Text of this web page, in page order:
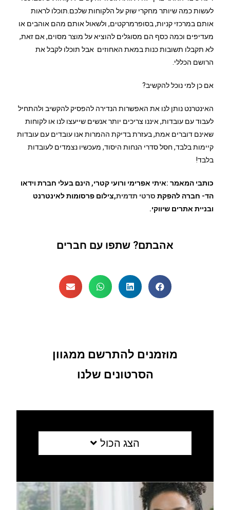
לעשות כמה שיותר מחקרי שוק על הלקוחות שלכם.תוכלו לראות
אותם במרכזי קניות, בסופרמרקטים, ולשאול אותם מהם אוהבים או
מעדיפים וכמה כסף הם מסוגלים להוציא על מוצר מסוים, אם זאת,
לא תקבלו תשובות כנות במאת האחוזים אבל תוכלו לקבל את
הרושם הכללי.
אם כן למי נוכל להקשיב?
האינטרנט נותן לנו את האפשרות הנדירה להפסיק להקשיב ולהתחיל
לעבוד עם עובדות, איננו צריכים יותר אנשים שייעצו לנו או לקוחות
שאינם דוברים אמת, בעזרת בדיקת ההמרות אנו עובדים עם עובדות
קיימות בלבד, חסל סדרי הנחות היסוד, מעכשיו נצמדים לעובדות
בלבד!
כותבי המאמר :איתי אפרימי ורועי קטרי, הינם בעלי חברת וידאו
הד- חברה להפקת סרטי תדמית,צילום פרסומות לאינטרנט
ובניית אתרים שיווקי.
אהבתם? שתפו עם חברים
מוזמנים להתרשם ממגוון
הסרטונים שלנו
הצג הכול